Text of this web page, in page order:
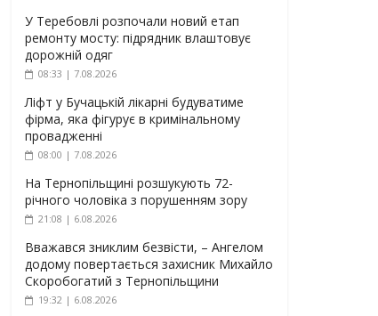
У Теребовлі розпочали новий етап
ремонту мосту: підрядник влаштовує
дорожній одяг
08:33 | 7.08.2026
Ліфт у Бучацькій лікарні будуватиме
фірма, яка фігурує в кримінальному
провадженні
08:00 | 7.08.2026
На Тернопільщині розшукують 72-
річного чоловіка з порушенням зору
21:08 | 6.08.2026
Вважався зниклим безвісти, – Ангелом
додому повертається захисник Михайло
Скоробогатий з Тернопільщини
19:32 | 6.08.2026